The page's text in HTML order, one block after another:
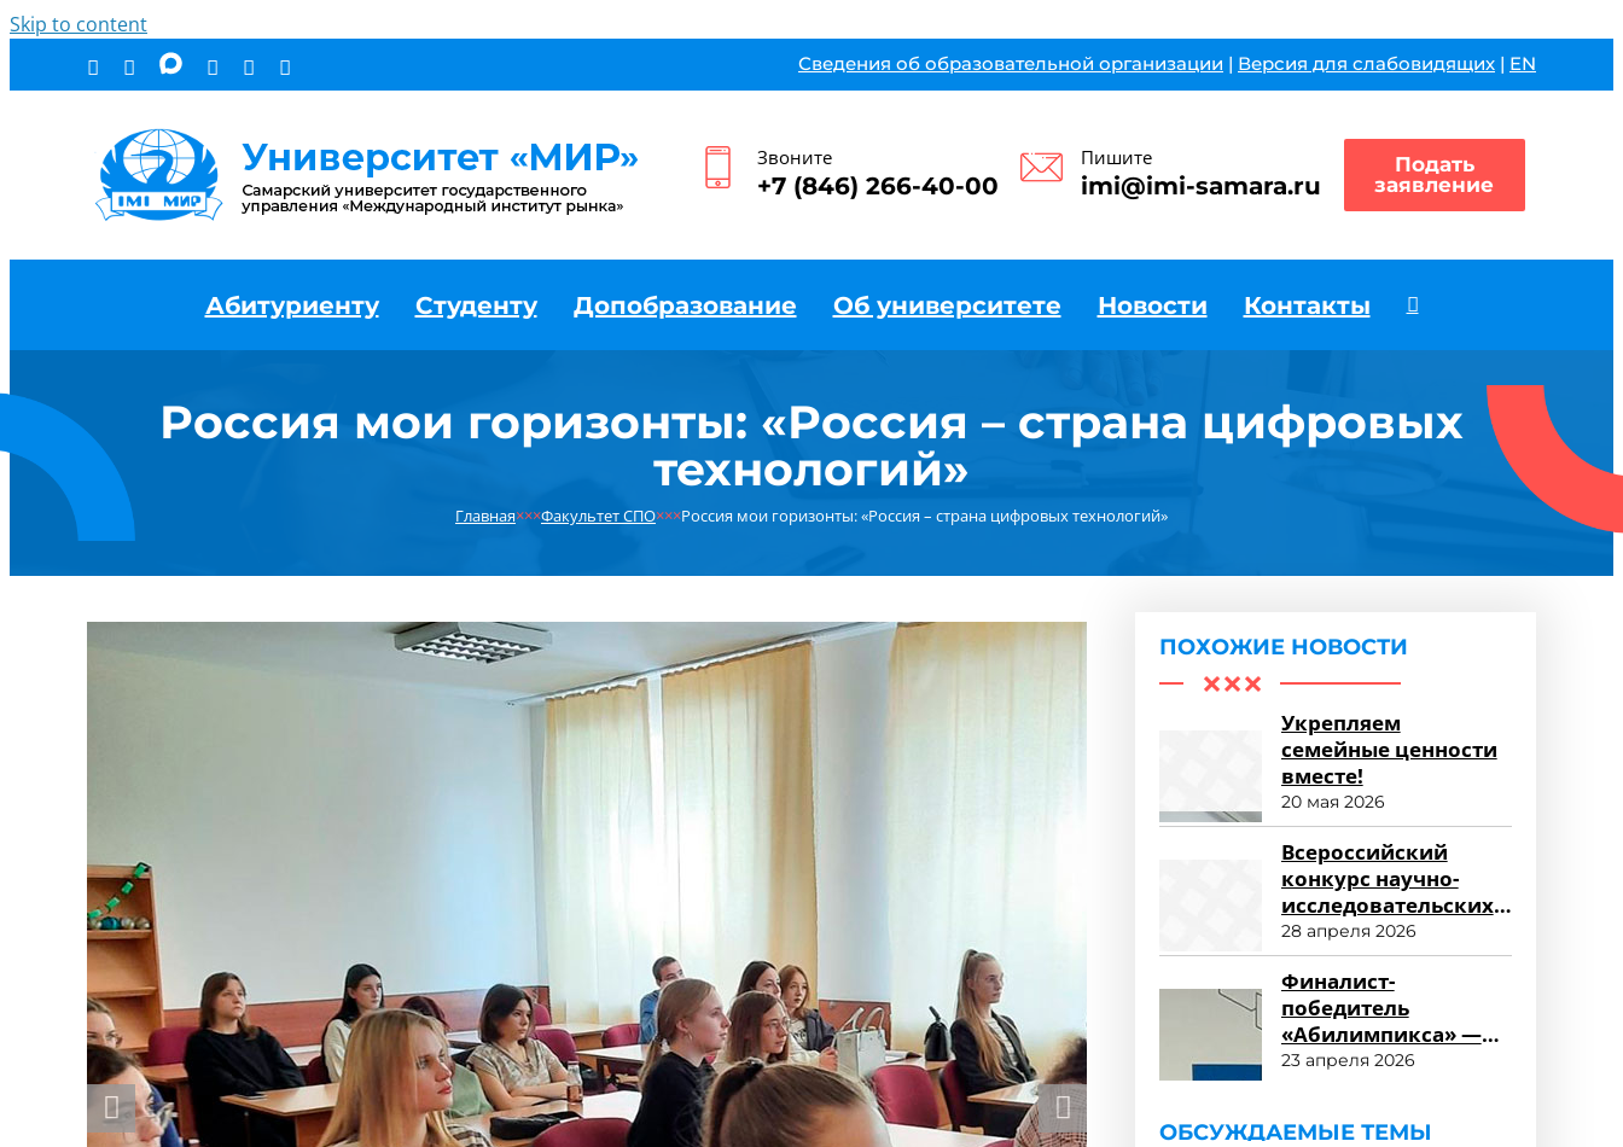
Skip to content
Сведения об образовательной организации | Версия для слабовидящих | EN
Звоните
+7 (846) 266-40-00
Пишите
imi@imi-samara.ru
Подать
заявление
Абитуриенту Студенту Допобразование Об университете Новости Контакты
Россия мои горизонты: «Россия – страна цифровых
технологий»
Главная×××Факультет СПО×××Россия мои горизонты: «Россия – страна цифровых технологий»
ПОХОЖИЕ НОВОСТИ
Укрепляем
семейные ценности
вместе!
20 мая 2026
Всероссийский
конкурс научно-
исследовательских
работ «Научный
потенциал СПО»
28 апреля 2026
Финалист-
победитель
«Абилимпикса» —
студент ФСПО
23 апреля 2026
ОБСУЖДАЕМЫЕ ТЕМЫ